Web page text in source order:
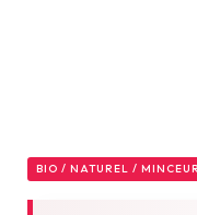
BIO / NATUREL / MINCEUR